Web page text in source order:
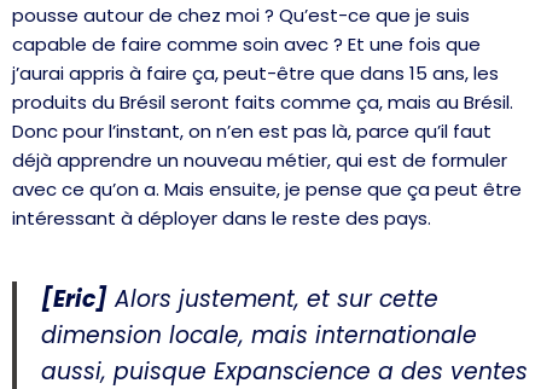
pousse autour de chez moi ? Qu’est-ce que je suis
capable de faire comme soin avec ? Et une fois que
j’aurai appris à faire ça, peut-être que dans 15 ans, les
produits du Brésil seront faits comme ça, mais au Brésil.
Donc pour l’instant, on n’en est pas là, parce qu’il faut
déjà apprendre un nouveau métier, qui est de formuler
avec ce qu’on a. Mais ensuite, je pense que ça peut être
intéressant à déployer dans le reste des pays.
[Eric]Alors justement, et sur cette
dimension locale, mais internationale
aussi, puisque Expanscience a des ventes